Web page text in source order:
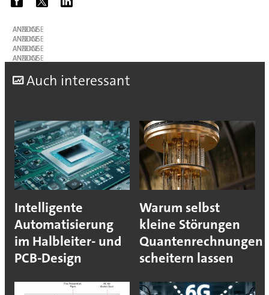
ANZEIGE
ANZEIGE
ANZEIGE
ANZEIGE
Auch interessant
Intelligente
Automatisierung
im Halbleiter- und
PCB-Design
Warum selbst
kleine Störungen
Quantenrechnungen
scheitern lassen